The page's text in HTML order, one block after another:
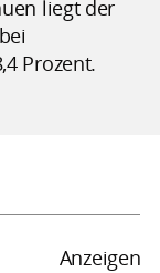
liegt der
Prozent.
Anzeigen